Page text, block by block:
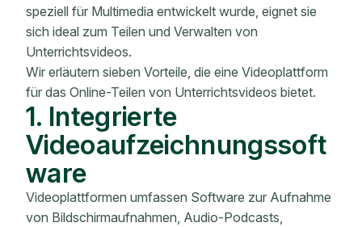
speziell für Multimedia entwickelt wurde, eignet sie
sich ideal zum Teilen und Verwalten von
Unterrichtsvideos.
Wir erläutern sieben Vorteile, die eine Videoplattform
für das Online-Teilen von Unterrichtsvideos bietet.
1. Integrierte
Videoaufzeichnungssoft
ware
Videoplattformen umfassen Software zur Aufnahme
von Bildschirmaufnahmen, Audio-Podcasts,